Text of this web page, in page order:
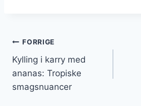
Indlægsnavigation
FORRIGE
Kylling i karry med
ananas: Tropiske
smagsnuancer